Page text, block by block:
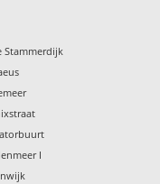
Stammerdijk
I